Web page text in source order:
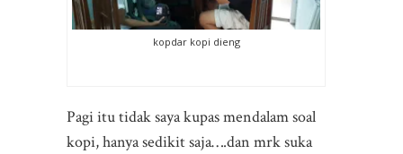
kopdar kopi dieng
Pagi itu tidak saya kupas mendalam soal
kopi, hanya sedikit saja….dan mrk suka